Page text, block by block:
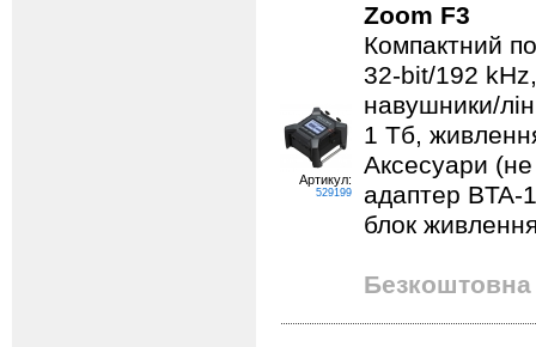
Артикул:
529199
Zoom F3
Компактний
32-bit/192
навушники/
1 Тб,
Аксесуари
адаптер BTA-
блок
Безкоштовна